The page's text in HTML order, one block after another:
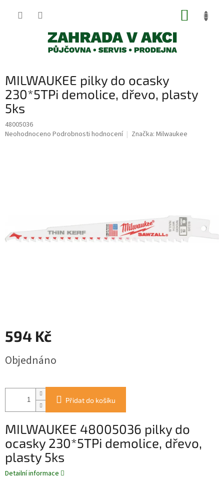
MILWAUKEE pilky do ocasky
230*5TPi demolice, dřevo, plasty
5ks
48005036
Průměrné
Neohodnoceno Podrobnosti hodnocení Značka: Milwaukee
594 Kč
cena:
Objednáno
Přidat do košíku
MILWAUKEE 48005036 pilky do
ocasky 230*5TPi demolice, dřevo,
plasty 5ks
Detailní informace